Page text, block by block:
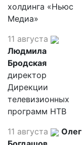
холдинга «Ньюс
Медиа»
11 августа
Людмила
Бродская
директор
Дирекции
телевизионных
программ НТВ
11 августа
Олег